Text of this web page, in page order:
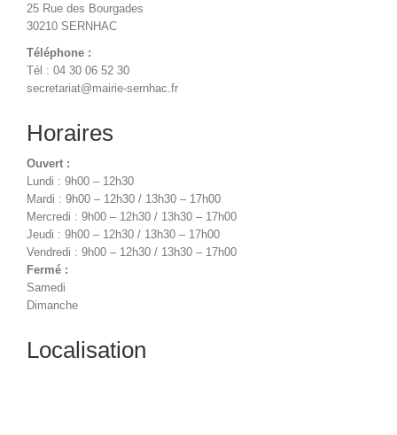
25 Rue des Bourgades
30210 SERNHAC
Téléphone :
Tél : 04 30 06 52 30
secretariat@mairie-sernhac.fr
Horaires
Ouvert :
Lundi : 9h00 – 12h30
Mardi : 9h00 – 12h30 / 13h30 – 17h00
Mercredi : 9h00 – 12h30 / 13h30 – 17h00
Jeudi : 9h00 – 12h30 / 13h30 – 17h00
Vendredi : 9h00 – 12h30 / 13h30 – 17h00
Fermé :
Samedi
Dimanche
Localisation